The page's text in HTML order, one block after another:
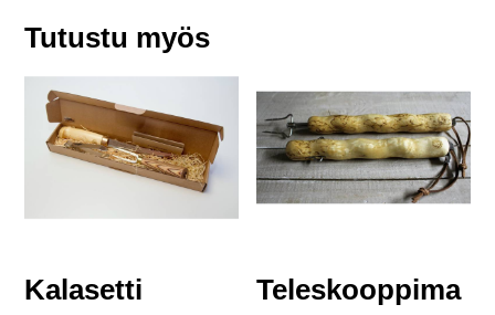
Tutustu myös
Kalasetti
Teleskooppima